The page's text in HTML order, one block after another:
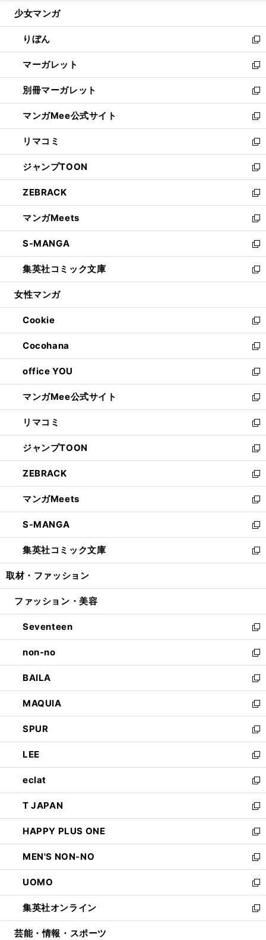
開
く
ン
ウ
で
開
く
ウ
ン
ド
ウ
で
開
く
し
ウ
ィ
ン
ド
ウ
で
開
く
少女マンガ
りぼん
新
し
い
ウ
ィ
ン
ド
ウ
で
開
く
マーガレット
新
し
い
ウ
ィ
ン
ド
ウ
で
開
く
別冊マーガレット
新
し
い
ウ
ィ
ン
ド
ウ
で
開
く
マンガMee公式サイト
新
し
い
ウ
ィ
ン
ド
ウ
で
開
く
リマコミ
新
し
い
ウ
ィ
ン
ド
ウ
で
開
く
ジャンプTOON
新
し
い
ウ
ィ
ン
ド
ウ
で
開
ZEBRACK
新
し
い
ウ
ィ
ン
ド
ウ
開
く
マンガMeets
新
し
い
ウ
ィ
ン
ウ
で
開
く
S-MANGA
新
し
い
ウ
ン
ド
ウ
で
開
く
集英社コミック文庫
新
し
ウ
ィ
ン
ド
ウ
で
開
く
女性マンガ
Cookie
新
し
い
ウ
ィ
ン
ド
ウ
で
開
く
Cocohana
新
し
い
ウ
ィ
ン
ド
ウ
で
開
く
office YOU
新
し
い
ウ
ィ
ン
ド
ウ
で
開
く
マンガMee公式サイト
新
し
い
ウ
ィ
ン
ド
ウ
で
開
く
リマコミ
新
し
い
ウ
ィ
ン
ド
ウ
で
開
く
ジャンプTOON
新
し
い
ウ
ィ
ン
ド
ウ
で
開
ZEBRACK
新
し
い
ウ
ィ
ン
ド
ウ
開
マンガMeets
新
し
い
ウ
ィ
ン
ウ
開
く
S-MANGA
新
し
い
ウ
ン
ウ
で
開
く
集英社コミック文庫
新
し
ウ
ン
ド
ウ
で
開
く
取材・ファッション
ファッション・美容
Seventeen
新
し
い
ウ
ィ
ン
ド
ウ
で
開
く
non-no
新
し
い
ウ
ィ
ン
ド
ウ
で
開
く
BAILA
新
し
い
ウ
ィ
ン
ド
ウ
で
開
く
MAQUIA
新
し
い
ウ
ィ
ン
ド
ウ
で
開
く
SPUR
新
し
い
ウ
ィ
ン
ド
ウ
で
開
く
LEE
新
し
い
ウ
ィ
ン
ド
ウ
で
開
く
eclat
新
し
い
ウ
ィ
ン
ド
ウ
で
開
く
T JAPAN
新
し
い
ウ
ィ
ン
ド
ウ
で
開
HAPPY PLUS ONE
新
し
い
ウ
ィ
ン
ド
ウ
MEN'S NON-NO
新
し
い
ウ
ィ
ン
UOMO
新
し
い
ウ
集英社オンライン
新
し
芸能・情報・スポーツ